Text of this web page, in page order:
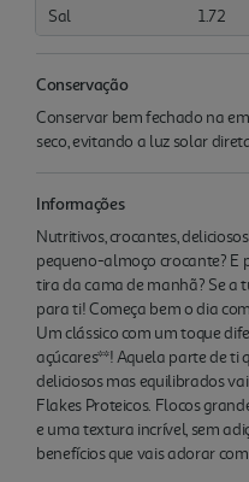
Sal
1.72
Conservação
Conservar bem fechado na
seco, evitando a luz solar
Informações
Nutritivos, crocantes,
pequeno-almoço crocante? E
tira da cama de manhã? Se a
para ti! Começa bem o dia
Um clássico com um toque
açúcares**! Aquela parte de ti
deliciosos mas equilibrados
Flakes Proteicos. Flocos
e uma textura incrível, sem
benefícios que vais adorar